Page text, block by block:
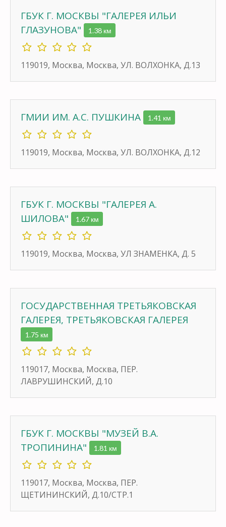
ГБУК Г. МОСКВЫ "ГАЛЕРЕЯ ИЛЬИ
ГЛАЗУНОВА"
1.38 км
119019, Москва, Москва, УЛ. ВОЛХОНКА, Д.13
ГМИИ ИМ. А.С. ПУШКИНА 1.41 км
119019, Москва, Москва, УЛ. ВОЛХОНКА, Д.12
ГБУК Г. МОСКВЫ "ГАЛЕРЕЯ А.
ШИЛОВА"
1.67 км
119019, Москва, Москва, УЛ ЗНАМЕНКА, Д. 5
ГОСУДАРСТВЕННАЯ ТРЕТЬЯКОВСКАЯ
ГАЛЕРЕЯ, ТРЕТЬЯКОВСКАЯ ГАЛЕРЕЯ
1.75 км
119017, Москва, Москва, ПЕР.
ЛАВРУШИНСКИЙ, Д.10
ГБУК Г. МОСКВЫ "МУЗЕЙ В.А.
ТРОПИНИНА"
1.81 км
119017, Москва, Москва, ПЕР.
ЩЕТИНИНСКИЙ, Д.10/СТР.1